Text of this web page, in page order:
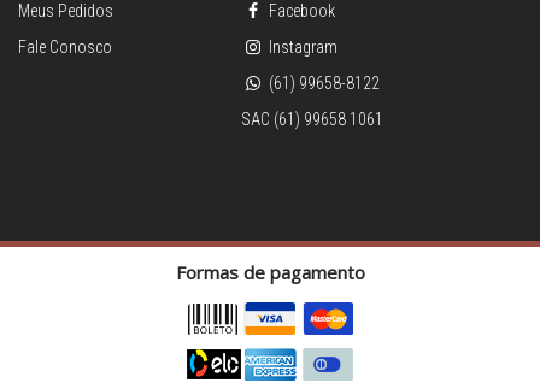
Meus Pedidos
Fale Conosco
Facebook
Instagram
(61) 99658-8122
SAC (61) 99658 1061
Formas de pagamento